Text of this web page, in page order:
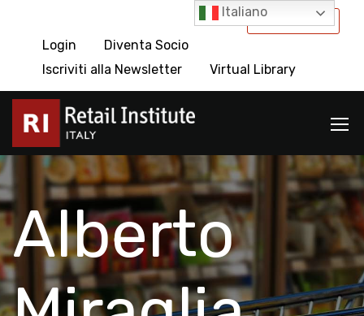
International
Login
Diventa Socio
Iscriviti alla Newsletter
Virtual Library
Alberto
Italiano